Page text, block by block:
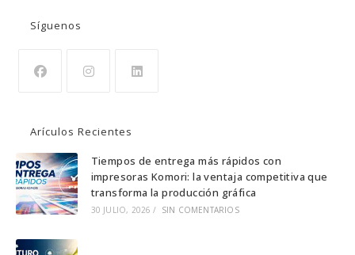
Síguenos
una
nueva
pestaña
una
nueva
pestaña
una
nueva
pestaña
Arículos Recientes
Tiempos de entrega más rápidos con
impresoras Komori: la ventaja competitiva que
transforma la producción gráfica
30 JULIO, 2026 / SIN COMENTARIOS